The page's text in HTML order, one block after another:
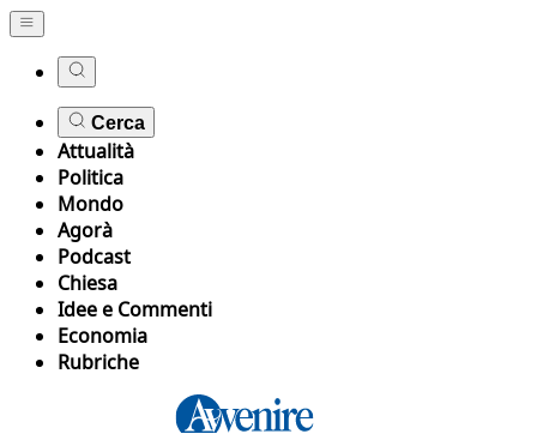
Cerca
Attualità
Politica
Mondo
Agorà
Podcast
Chiesa
Idee e Commenti
Economia
Rubriche